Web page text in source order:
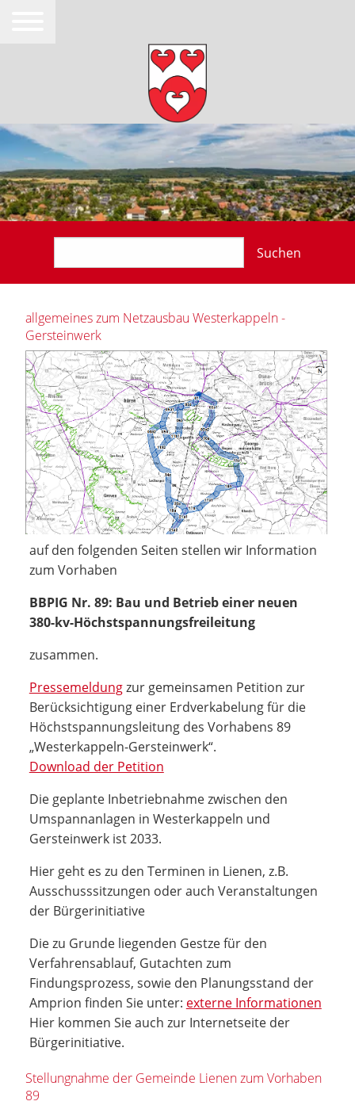
Suchen
allgemeines zum Netzausbau Westerkappeln -
Gersteinwerk
auf den folgenden Seiten stellen wir Information
zum Vorhaben
BBPIG Nr. 89: Bau und Betrieb einer neuen
380-kv-Höchstspannungsfreileitung
zusammen.
Pressemeldungzur gemeinsamen Petition zur
Berücksichtigung einer Erdverkabelung für die
Höchstspannungsleitung des Vorhabens 89
„Westerkappeln-Gersteinwerk“.
Download der Petition
Die geplante Inbetriebnahme zwischen den
Umspannanlagen in Westerkappeln und
Gersteinwerk ist 2033.
Hier geht es zu den Terminen in Lienen, z.B.
Ausschusssitzungen oder auch Veranstaltungen
der Bürgerinitiative
Die zu Grunde liegenden Gestze für den
Verfahrensablauf, Gutachten zum
Findungsprozess, sowie den Planungsstand der
Amprion finden Sie unter: externe Informationen
Hier kommen Sie auch zur Internetseite der
Bürgerinitiative.
Stellungnahme der Gemeinde Lienen zum Vorhaben
89